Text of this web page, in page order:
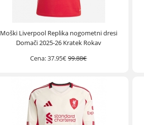
Moški Liverpool Replika nogometni dresi
Domači 2025-26 Kratek Rokav
Cena:37.95€99.88€